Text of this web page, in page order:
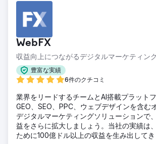
WebFX
収益向上につながるデジタルマーケティン
豊富な実績
6件のクチコミ
業界をリードするチームとAI搭載プラットフ
GEO、SEO、PPC、ウェブデザインを含む
デジタルマーケティングソリューションで
益をさらに拡大しましょう。当社の実績は
ために100億ドル以上の収益を生み出してき